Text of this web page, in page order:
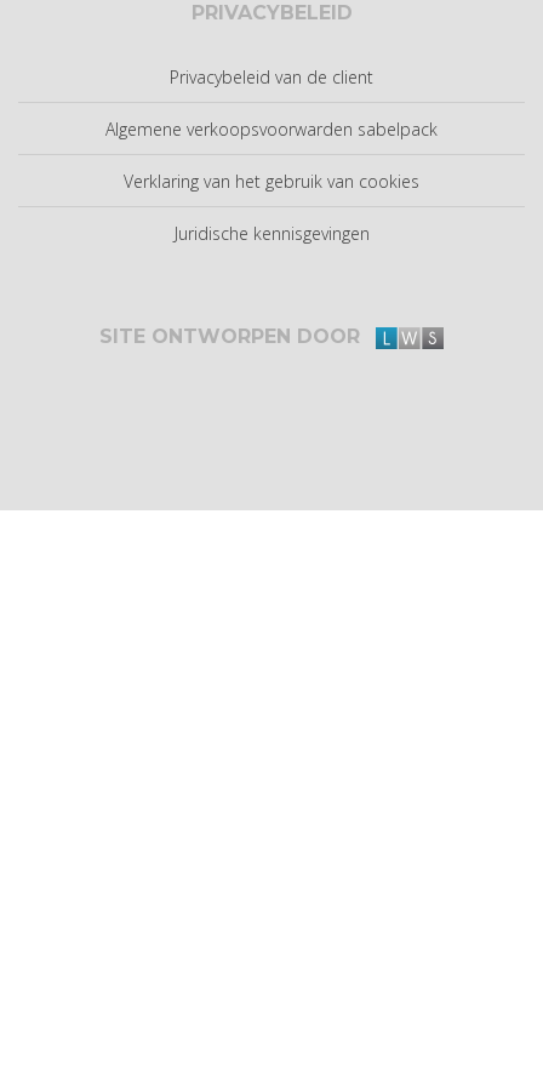
PRIVACYBELEID
Privacybeleid van de client
Algemene verkoopsvoorwarden sabelpack
Verklaring van het gebruik van cookies
Juridische kennisgevingen
SITE ONTWORPEN DOOR